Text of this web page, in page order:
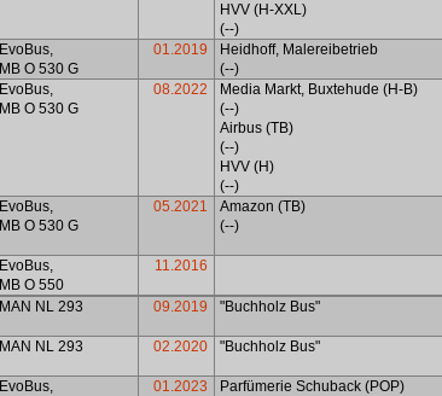
HVV (H-XXL)
(--)
EvoBus,
MB O 530 G
01.2019
Heidhoff, Malereibetrieb
(--)
EvoBus,
MB O 530 G
08.2022
Media Markt, Buxtehude (H-B)
(--)
Airbus (TB)
(--)
HVV (H)
(--)
EvoBus,
MB O 530 G
05.2021
Amazon (TB)
(--)
EvoBus,
MB O 550
11.2016
MAN NL 293 09.2019 "Buchholz Bus"
MAN NL 293 02.2020 "Buchholz Bus"
EvoBus,
01.2023
Parfümerie Schuback (POP)